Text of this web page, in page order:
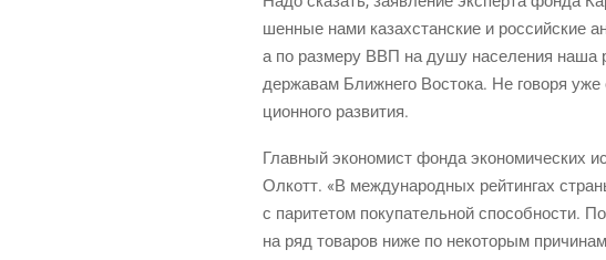
шен­ные нами казах­стан­ские и рос­сий­ские
а по раз­ме­ру ВВП на душу насе­ле­ния наша
дер­жа­вам Ближ­не­го Восто­ка. Не гово­ря уже
ци­он­но­го развития.
Глав­ный эко­но­мист фон­да эко­но­ми­че­ских
Олкотт. «В меж­ду­на­род­ных рей­тин­гах
с пари­те­том поку­па­тель­ной спо­соб­но­сти.
на ряд това­ров ниже по неко­то­рым